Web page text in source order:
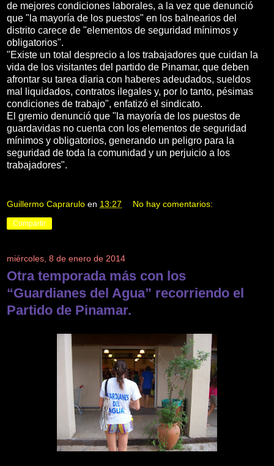
de mejores condiciones laborales, a la vez que denunció
que "la mayoría de los puestos" en los balnearios del
distrito carece de "elementos de seguridad mínimos y
obligatorios".
"Existe un total desprecio a los trabajadores que cuidan la
vida de los visitantes del partido de Pinamar, que deben
afrontar su tarea diaria con haberes adeudados, sueldos
mal liquidados, contratos ilegales y, por lo tanto, pésimas
condiciones de trabajo", enfatizó el sindicato.
El gremio denunció que "la mayoría de los puestos de
guardavidas no cuenta con los elementos de seguridad
mínimos y obligatorios, generando un peligro para la
seguridad de toda la comunidad y un perjuicio a los
trabajadores".
Guillermo Caprarulo en 13:27 No hay comentarios:
Compartir
miércoles, 8 de enero de 2014
Otra temporada más con los
“Guardianes del Agua” recorriendo el
Partido de Pinamar.